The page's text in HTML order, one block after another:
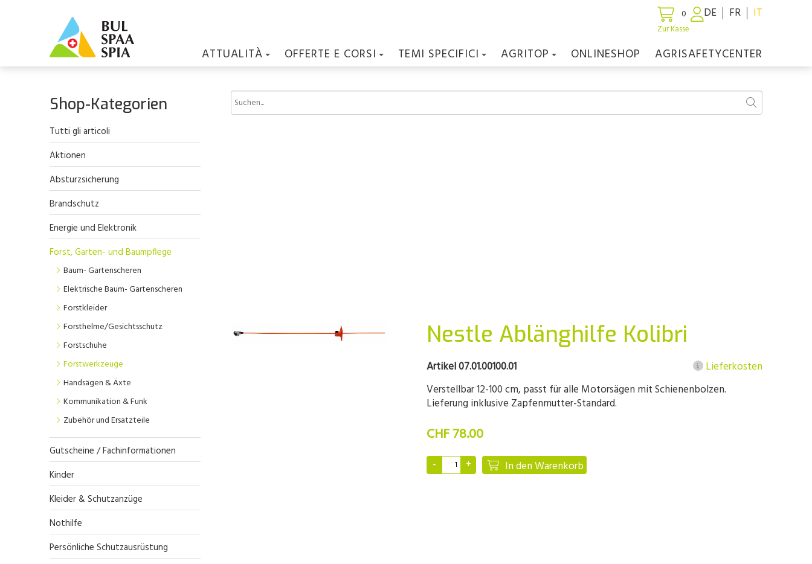
0
Zur Kasse
DE FR IT
ATTUALITÀ OFFERTE E CORSI TEMI SPECIFICI AGRITOP ONLINESHOP AGRISAFETYCENTER
Shop-Kategorien
Tutti gli articoli
Aktionen
Absturzsicherung
Brandschutz
Energie und Elektronik
Forst, Garten- und Baumpflege
Baum- Gartenscheren
Elektrische Baum- Gartenscheren
Forstkleider
Forsthelme/Gesichtsschutz
Forstschuhe
Forstwerkzeuge
Handsägen & Äxte
Kommunikation & Funk
Zubehör und Ersatzteile
Gutscheine / Fachinformationen
Kinder
Kleider & Schutzanzüge
Nothilfe
Persönliche Schutzausrüstung
Nestle Ablänghilfe Kolibri
Artikel 07.01.00100.01
Lieferkosten
Verstellbar 12-100 cm, passt für alle Motorsägen mit Schienenbolzen.
Lieferung inklusive Zapfenmutter-Standard.
CHF 78.00
In den Warenkorb